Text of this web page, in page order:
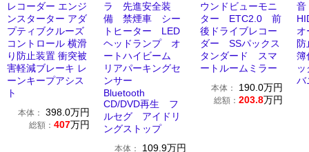
レコーダー エンジ
ンスターター アダ
プティブクルーズ
コントロール 横滑
り防止装置 衝突被
害軽減ブレーキ レ
ーンキープアシス
ト
本体： 398.0万円
総額： 407万円
ラ 先進安全装
備 禁煙車 シー
トヒーター LED
ヘッドランプ オ
ートハイビーム
リアパーキングセ
ンサー
Bluetooth
CD/DVD再生 フ
ルセグ アイドリ
ングストップ
本体： 109.9万円
ウンドビューモニ
ター ETC2.0 前
後ドライブレコー
ダー SSパックス
タンダード スマ
ートルームミラー
本体： 190.0万円
総額： 203.8万円
音
オ
防
簿
バ